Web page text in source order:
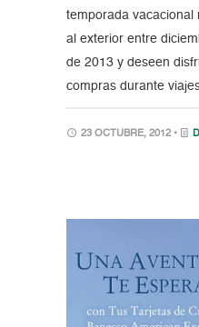
temporada vacacional
al exterior entre
de 2013 y deseen
compras durante
23 OCTUBRE, 2012 •